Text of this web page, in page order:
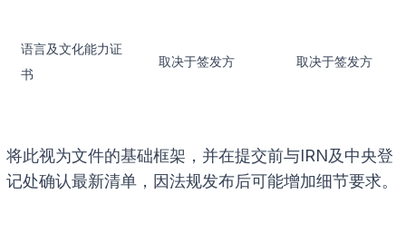
语言及文化能力证
书
取决于签发方 取决于签发方
将此视为文件的基础框架，并在提交前与IRN及中央登
记处确认最新清单，因法规发布后可能增加细节要求。